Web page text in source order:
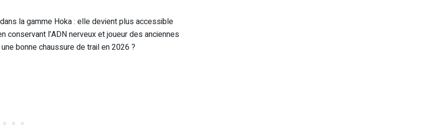
la gamme Hoka : elle devient plus accessible
conservant l’ADN nerveux et joueur des anciennes
bonne chaussure de trail en 2026 ?